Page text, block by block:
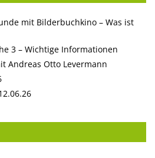
mit Bilderbuchkino – Was ist
3 – Wichtige Informationen
Andreas Otto Levermann